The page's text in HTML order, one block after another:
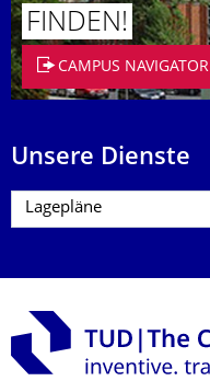
FINDEN!
CAMPUS NAVIGATOR
Unsere Dienste